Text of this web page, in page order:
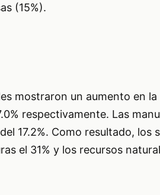
(15%).
mostraron un aumento en
respectivamente. Las
17.2%. Como resultado, los
el 31% y los recursos